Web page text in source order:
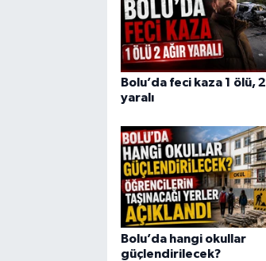
Bolu’da feci kaza 1 ölü, 2
yaralı
Bolu’da hangi okullar
güçlendirilecek?